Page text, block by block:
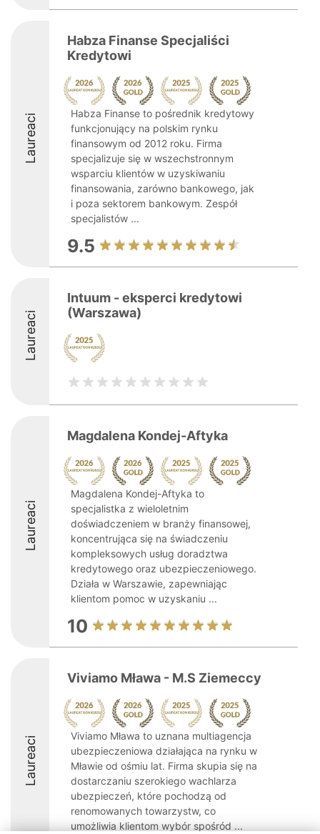
Laureaci
Habza Finanse Specjaliści
Kredytowi
Habza Finanse to pośrednik kredytowy
funkcjonujący na polskim rynku
finansowym od 2012 roku. Firma
specjalizuje się w wszechstronnym
wsparciu klientów w uzyskiwaniu
finansowania, zarówno bankowego, jak
i poza sektorem bankowym. Zespół
specjalistów ...
9.5
Laureaci
Intuum - eksperci kredytowi
(Warszawa)
Laureaci
Magdalena Kondej-Aftyka
Magdalena Kondej-Aftyka to
specjalistka z wieloletnim
doświadczeniem w branży finansowej,
koncentrująca się na świadczeniu
kompleksowych usług doradztwa
kredytowego oraz ubezpieczeniowego.
Działa w Warszawie, zapewniając
klientom pomoc w uzyskaniu ...
10
Laureaci
Viviamo Mława - M.S Ziemeccy
Viviamo Mława to uznana multiagencja
ubezpieczeniowa działająca na rynku w
Mławie od ośmiu lat. Firma skupia się na
dostarczaniu szerokiego wachlarza
ubezpieczeń, które pochodzą od
renomowanych towarzystw, co
umożliwia klientom wybór spośród ...